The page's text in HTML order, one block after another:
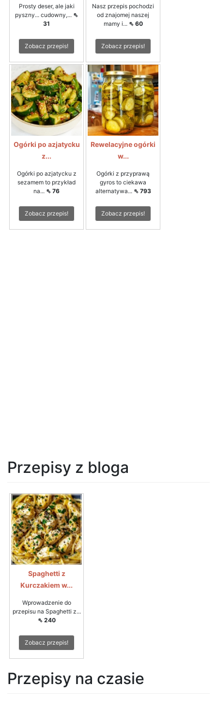
Prosty deser, ale jaki
pyszny... cudowny,... ⇖
31
Zobacz przepis!
Nasz przepis pochodzi
od znajomej naszej
mamy i... ⇖ 60
Zobacz przepis!
Ogórki po azjatycku
z...
Ogórki po azjatycku z
sezamem to przykład
na... ⇖ 76
Zobacz przepis!
Rewelacyjne ogórki
w...
Ogórki z przyprawą
gyros to ciekawa
alternatywa... ⇖ 793
Zobacz przepis!
Przepisy z bloga
Spaghetti z
Kurczakiem w...
Wprowadzenie do
przepisu na Spaghetti z...
⇖ 240
Zobacz przepis!
Przepisy na czasie